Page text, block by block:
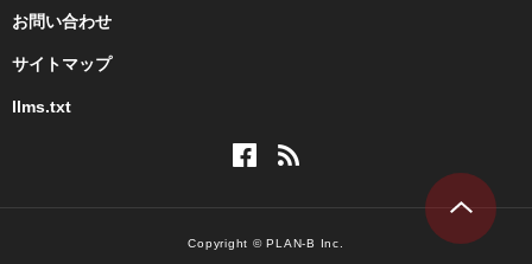
お問い合わせ
サイトマップ
llms.txt
Copyright © PLAN-B Inc.